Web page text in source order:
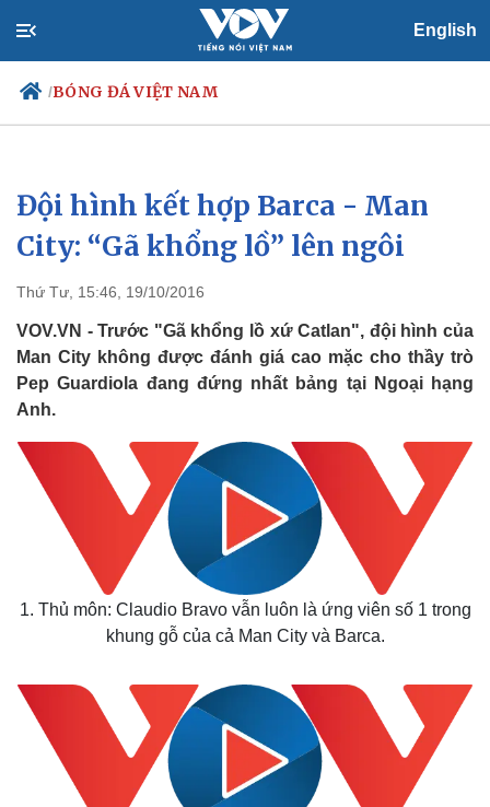
English
/BÓNG ĐÁ VIỆT NAM
Chính trị
Đảng
Tổ chức nhân sự
Nhận diện sự thật
Xã hội
Tin 24h
Dự báo thời tiết
Việc làm
Biển đảo
Đội hình kết hợp Barca - Man
City: “Gã khổng lồ” lên ngôi
Thứ Tư, 15:46, 19/10/2016
VOV.VN - Trước "Gã khổng lồ xứ Catlan", đội hình của
Man City không được đánh giá cao mặc cho thầy trò
Pep Guardiola đang đứng nhất bảng tại Ngoại hạng
Anh.
1. Thủ môn: Claudio Bravo vẫn luôn là ứng viên số 1 trong
khung gỗ của cả Man City và Barca.